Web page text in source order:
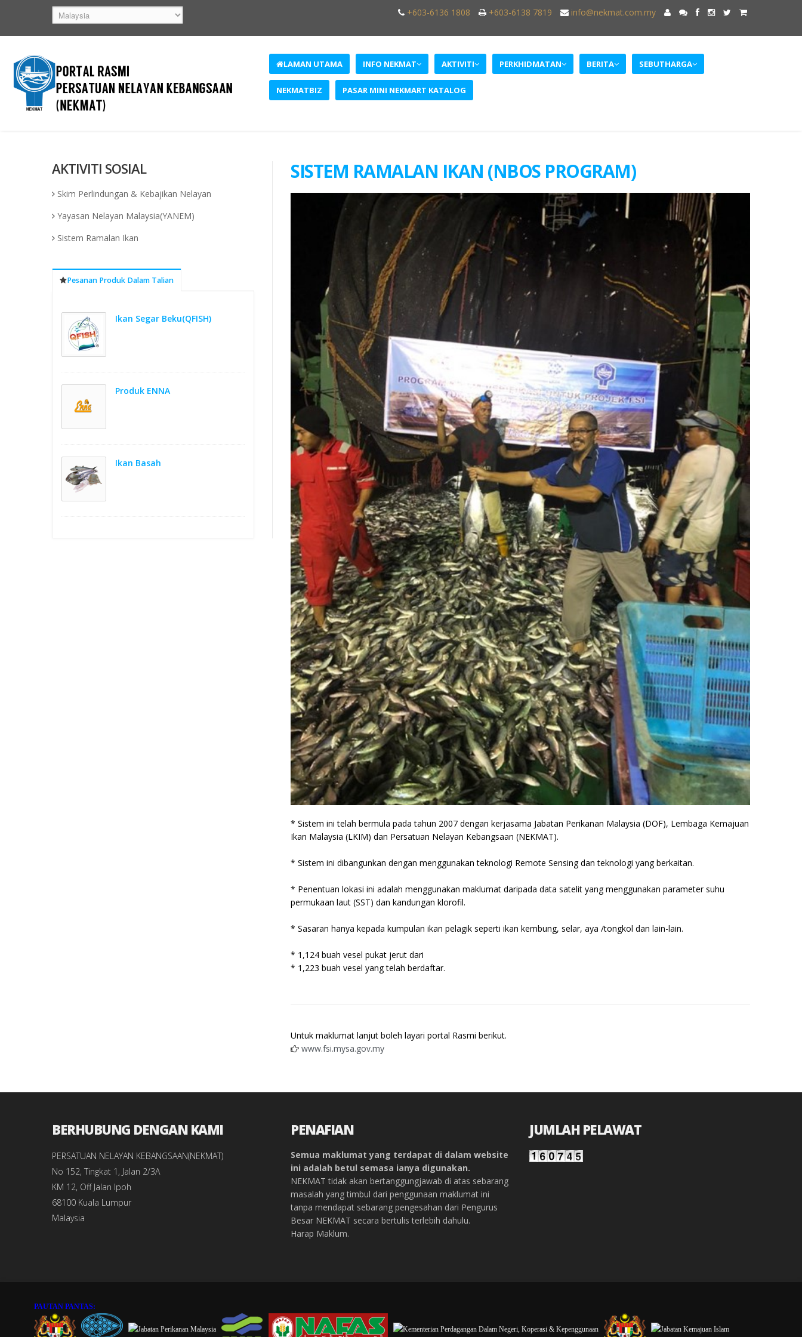
+603-6136 1808 +603-6138 7819 info@nekmat.com.my
LAMAN UTAMA INFO NEKMAT AKTIVITI PERKHIDMATAN BERITA SEBUTHARGA
NEKMATBIZ PASAR MINI NEKMART KATALOG
AKTIVITI SOSIAL
Skim Perlindungan & Kebajikan Nelayan
Yayasan Nelayan Malaysia(YANEM)
Sistem Ramalan Ikan
Pesanan Produk Dalam Talian
Ikan Segar Beku(QFISH)
Produk ENNA
Ikan Basah
SISTEM RAMALAN IKAN (NBOS PROGRAM)
* Sistem ini telah bermula pada tahun 2007 dengan kerjasama Jabatan Perikanan Malaysia (DOF), Lembaga Kemajuan
Ikan Malaysia (LKIM) dan Persatuan Nelayan Kebangsaan (NEKMAT).
* Sistem ini dibangunkan dengan menggunakan teknologi Remote Sensing dan teknologi yang berkaitan.
* Penentuan lokasi ini adalah menggunakan maklumat daripada data satelit yang menggunakan parameter suhu
permukaan laut (SST) dan kandungan klorofil.
* Sasaran hanya kepada kumpulan ikan pelagik seperti ikan kembung, selar, aya /tongkol dan lain-lain.
* 1,124 buah vesel pukat jerut dari
* 1,223 buah vesel yang telah berdaftar.
Untuk maklumat lanjut boleh layari portal Rasmi berikut.
www.fsi.mysa.gov.my
BERHUBUNG DENGAN KAMI
PERSATUAN NELAYAN KEBANGSAAN(NEKMAT)
No 152, Tingkat 1, Jalan 2/3A
KM 12, Off Jalan Ipoh
68100 Kuala Lumpur
Malaysia
PENAFIAN
Semua maklumat yang terdapat di dalam website
ini adalah betul semasa ianya digunakan.
NEKMAT tidak akan bertanggungjawab di atas sebarang
masalah yang timbul dari penggunaan maklumat ini
tanpa mendapat sebarang pengesahan dari Pengurus
Besar NEKMAT secara bertulis terlebih dahulu.
Harap Maklum.
JUMLAH PELAWAT
PAUTAN PANTAS: